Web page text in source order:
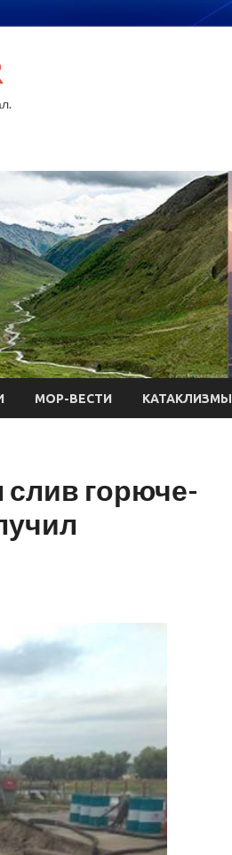
МОР-ВЕСТИ КАТАКЛИЗМЫ
горюче-